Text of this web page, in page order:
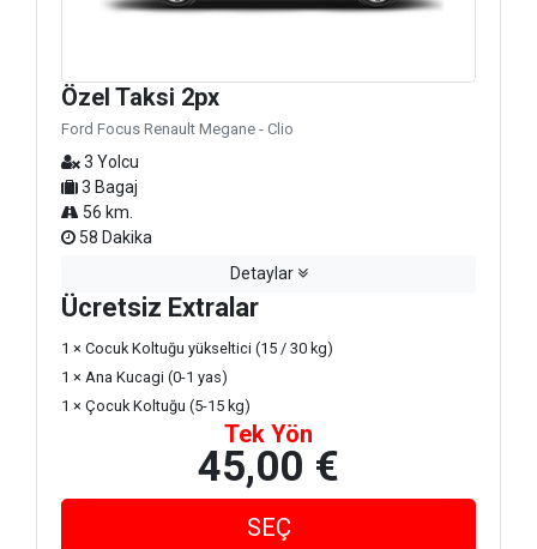
Özel Taksi 2px
Ford Focus Renault Megane - Clio
3 Yolcu
3 Bagaj
56 km.
58 Dakika
Detaylar
Ücretsiz Extralar
1 × Cocuk Koltuğu yükseltici (15 / 30 kg)
1 × Ana Kucagi (0-1 yas)
1 × Çocuk Koltuğu (5-15 kg)
Tek Yön
45,00 €